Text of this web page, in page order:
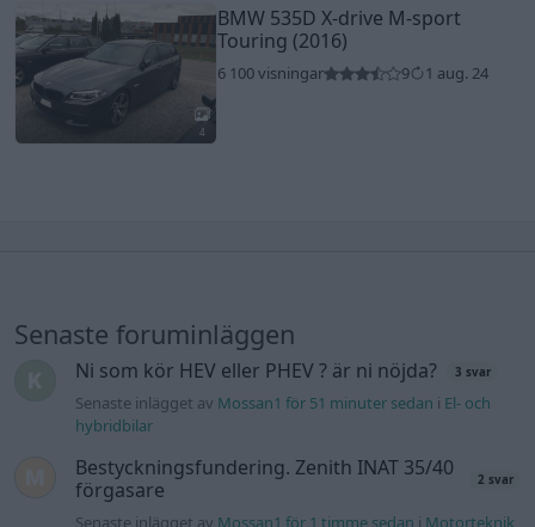
4
BMW 535D X-drive M-sport
Touring (2016)
6 100 visningar 9 1 aug. 24
Senaste foruminläggen
Ni som kör HEV eller PHEV ? är ni nöjda? 3 svar
Senaste inlägget av Mossan1 för 51 minuter sedan i El- och
hybridbilar
Bestyckningsfundering. Zenith INAT 35/40
förgasare
2 svar
Senaste inlägget av Mossan1 för 1 timme sedan i Motorteknik